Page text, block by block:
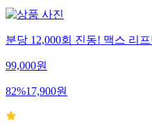
분당 12,000회 진동! 맥스 리
99,000원
82%17,900원